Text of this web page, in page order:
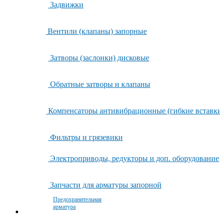
Задвижки
Вентили (клапаны) запорные
Затворы (заслонки) дисковые
Обратные затворы и клапаны
Компенсаторы антивибрационные (гибкие
Фильтры и грязевики
Электроприводы, редукторы и доп. оборудование
Запчасти для арматуры запорной
Предохранительная
арматура